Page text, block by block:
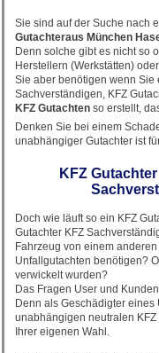
Sie sind auf der Suche nach
Gutachteraus München
Denn solche gibt es nicht so
Herstellern (Werkstätten)
Sie aber benötigen wenn
Sachverständigen, KFZ
KFZ Gutachten so erstellt,
Denken Sie bei einem
unabhängiger Gutachter ist
KFZ
Doch wie läuft so ein KFZ
Gutachter KFZ
Fahrzeug von einem
Unfallgutachten benötigen?
verwickelt wurden?
Das Fragen User und
Denn als Geschädigter
unabhängigen neutralen
Ihrer eigenen Wahl.